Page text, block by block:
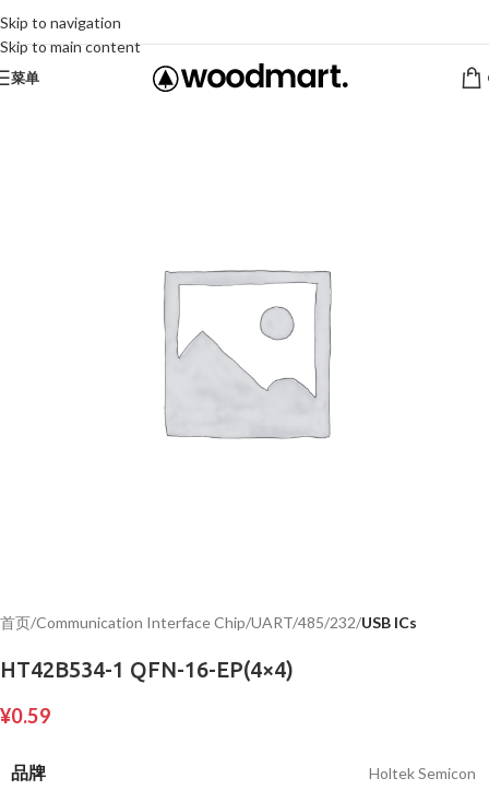
Skip to navigation
Skip to main content
菜单
首页 Communication Interface Chip/UART/485/232 USB ICs
HT42B534-1 QFN-16-EP(4×4)
¥0.59
品牌 Holtek Semicon